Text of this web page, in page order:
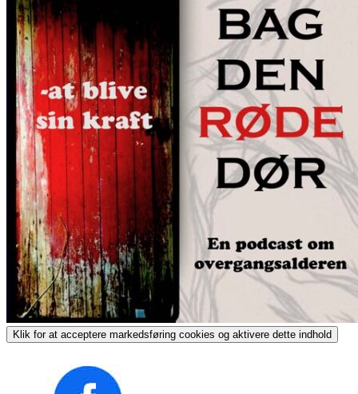
Klik for at acceptere markedsføring cookies og aktivere dette indhold